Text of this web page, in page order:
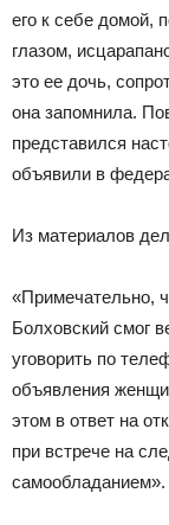
его к себе домой,
глазом,
это ее дочь,
она запомнила.
представился
объявили в
Из материалов
«Примечательно,
Болховский смог
уговорить по
объявления
этом в ответ на
при встрече на
самообладанием».